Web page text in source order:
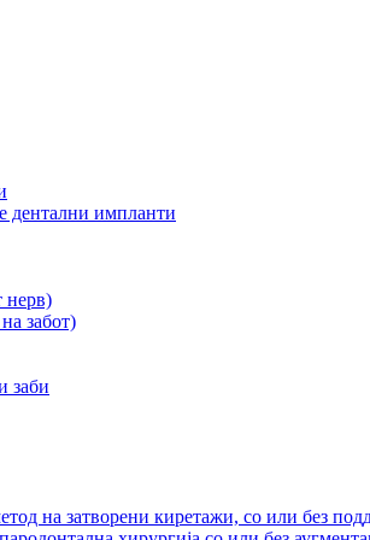
дентални импланти
нерв)
забот)
заби
на затворени киретажи, со или без